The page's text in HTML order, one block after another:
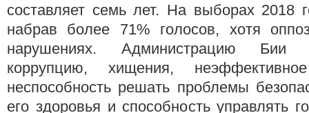
составляет семь лет. На выборах 2018
набрав более 71% голосов, хотя
нарушениях. Администрацию Бии
коррупцию, хищения,
неспособность решать проблемы
его здоровья и способность управлять